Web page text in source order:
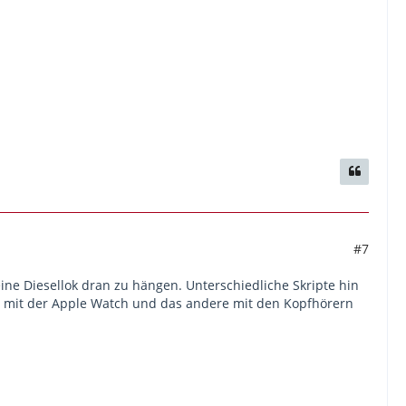
#7
Diesellok dran zu hängen. Unterschiedliche Skripte hin
der Apple Watch und das andere mit den Kopfhörern